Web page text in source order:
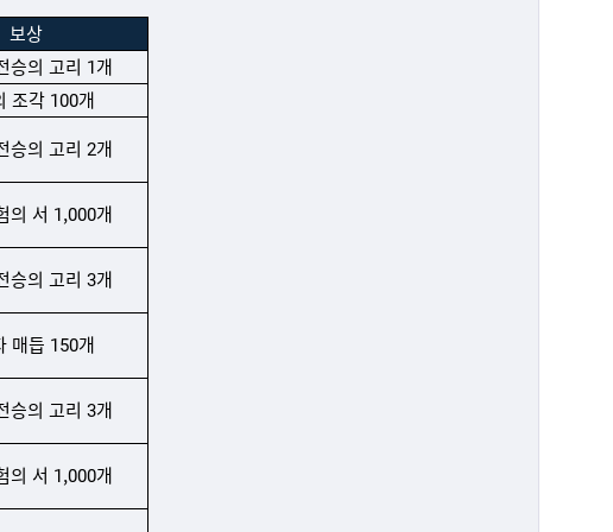
보상
승의 고리 1개
조각 100개
승의 고리 2개
의 서 1,000개
승의 고리 3개
매듭 150개
승의 고리 3개
의 서 1,000개